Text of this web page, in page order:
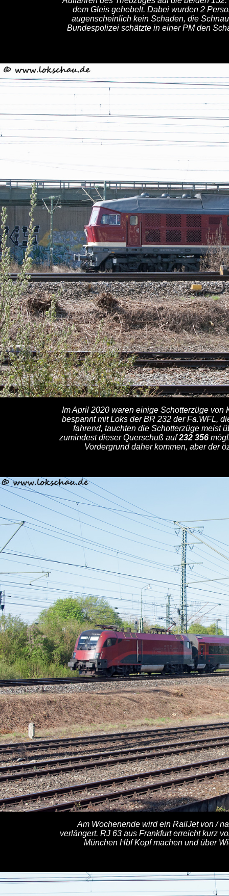
dem Gleis gehebelt. Dabei wurden 2
augenscheinlich kein Schaden, die
Bundespolizei schätzte in einer PM den
Im April 2020 waren einige Schotterzüge
bespannt mit Loks der BR 232 der Fa.WFL,
fahrend, tauchten die Schotterzüge meist
zumindest dieser Querschuß auf232 356
Vordergrund daher kommen, aber der
Am Wochenende wird ein RailJet von /
verlängert. RJ 63 aus Frankfurt erreicht kurz
München Hbf Kopf machen und über